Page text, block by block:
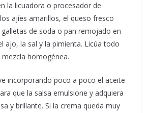
la licuadora o procesador de
ajíes amarillos, el queso fresco
de soda o pan remojado en
ajo, la sal y la pimienta. Licúa todo
homogénea.
incorporando poco a poco el aceite
que la salsa emulsione y adquiera
y brillante. Si la crema queda muy